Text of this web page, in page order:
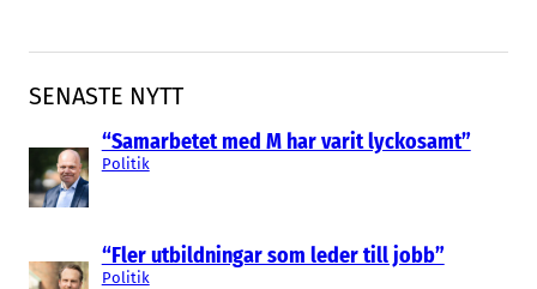
SENASTE NYTT
“Samarbetet med M har varit lyckosamt”
Politik
“Fler utbildningar som leder till jobb”
Politik